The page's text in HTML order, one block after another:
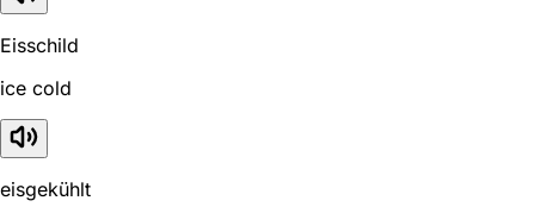
Eisschild
ice cold
eisgekühlt